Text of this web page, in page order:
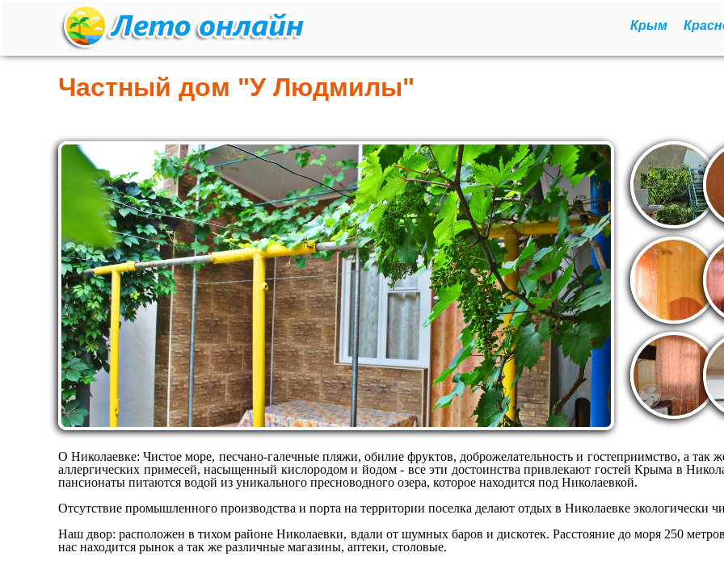
Крым
Частный дом "У Людмилы"
О Николаевке: Чистое море, песчано-галечные пляжи, обилие фруктов, доброжелательность и гостеприимство, а так
аллергических примесей, насыщенный кислородом и йодом - все эти достоинства привлекают гостей Крыма в
пансионаты питаются водой из уникального пресноводного озера, которое находится под Николаевкой.
Отсутствие промышленного производства и порта на территории поселка делают отдых в Николаевке экологически
Наш двор: расположен в тихом районе Николаевки, вдали от шумных баров и дискотек. Расстояние до моря 250
нас находится рынок а так же различные магазины, аптеки, столовые.